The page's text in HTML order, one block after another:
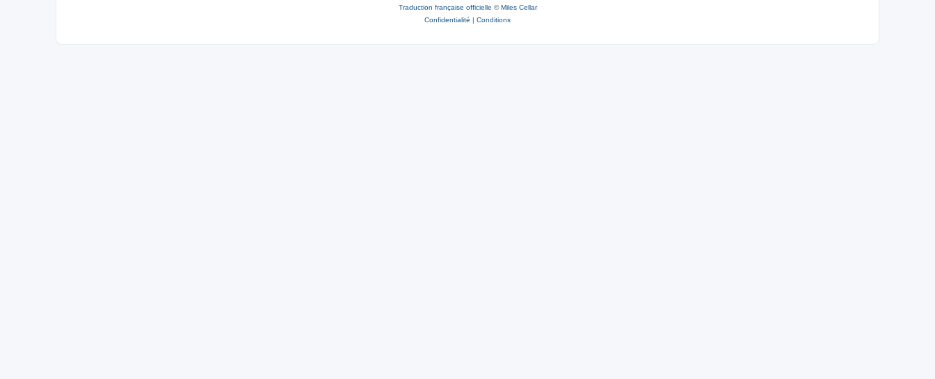
Traduction française officielle ©Miles Cellar
Confidentialité | Conditions